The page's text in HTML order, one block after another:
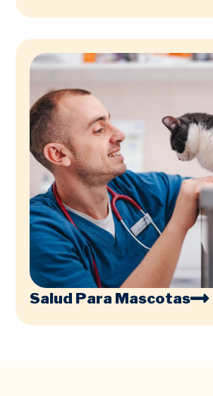
Salud Para Mascotas